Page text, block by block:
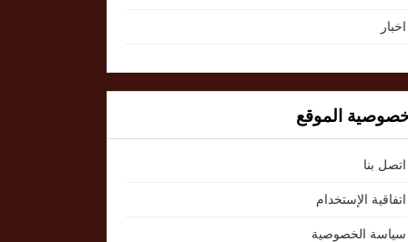
اخبار
الموقع
اتصل بنا
اتفاقية الإستخدام
سياسة الخصوصية